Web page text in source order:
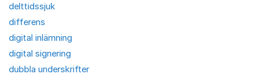
delttidssjuk
differens
digital inlämning
digital signering
dubbla underskrifter